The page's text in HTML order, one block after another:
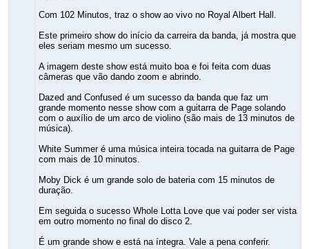
Com 102 Minutos, traz o show ao vivo no Royal Albert Hall.
Este primeiro show do início da carreira da banda, já mostra que
eles seriam mesmo um sucesso.
A imagem deste show está muito boa e foi feita com duas
câmeras que vão dando zoom e abrindo.
Dazed and Confused é um sucesso da banda que faz um
grande momento nesse show com a guitarra de Page solando
com o auxílio de um arco de violino (são mais de 13 minutos de
música).
White Summer é uma música inteira tocada na guitarra de Page
com mais de 10 minutos.
Moby Dick é um grande solo de bateria com 15 minutos de
duração.
Em seguida o sucesso Whole Lotta Love que vai poder ser vista
em outro momento no final do disco 2.
É um grande show e está na íntegra. Vale a pena conferir.